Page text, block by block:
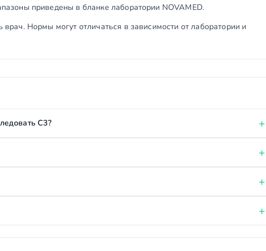
приведены в бланке лаборатории NOVAMED.
Нормы могут отличаться в зависимости от лаборатории и
C3?